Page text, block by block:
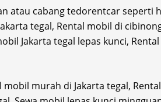
atau cabang tedorentcar seperti
tegal, Rental mobil di
Jakarta tegal lepas kunci,
mobil murah di Jakarta tegal,